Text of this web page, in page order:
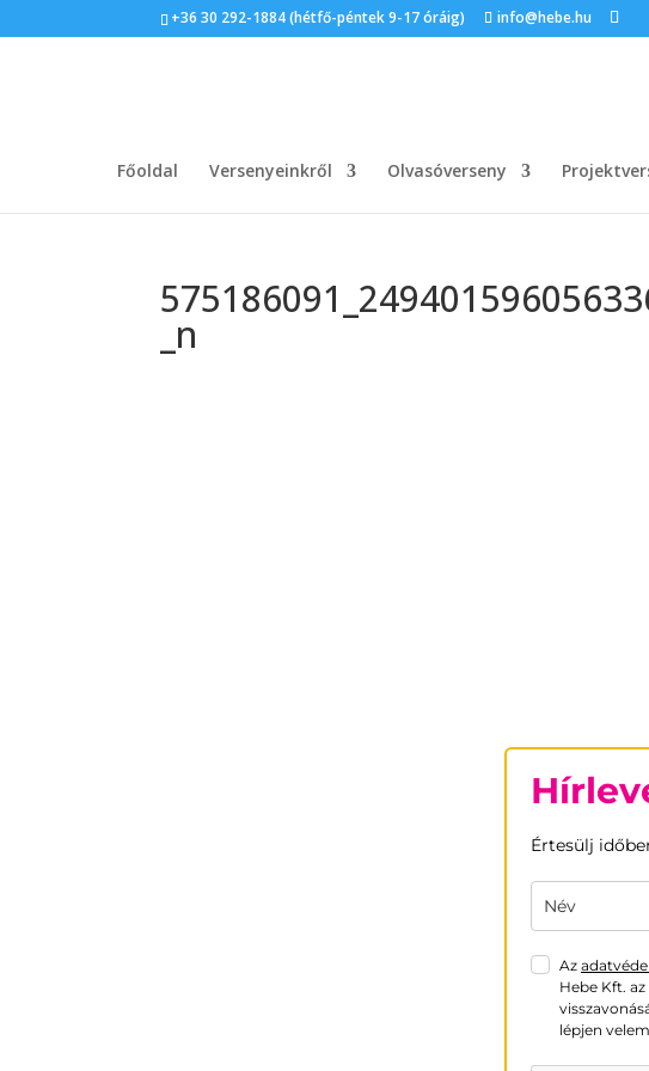
+36 30 292-1884 (hétfő-péntek 9-17 óráig) info@hebe.hu
Főoldal Versenyeinkről Olvasóverseny
_n
Értesülj
Az
Hebe Kft.
lépjen